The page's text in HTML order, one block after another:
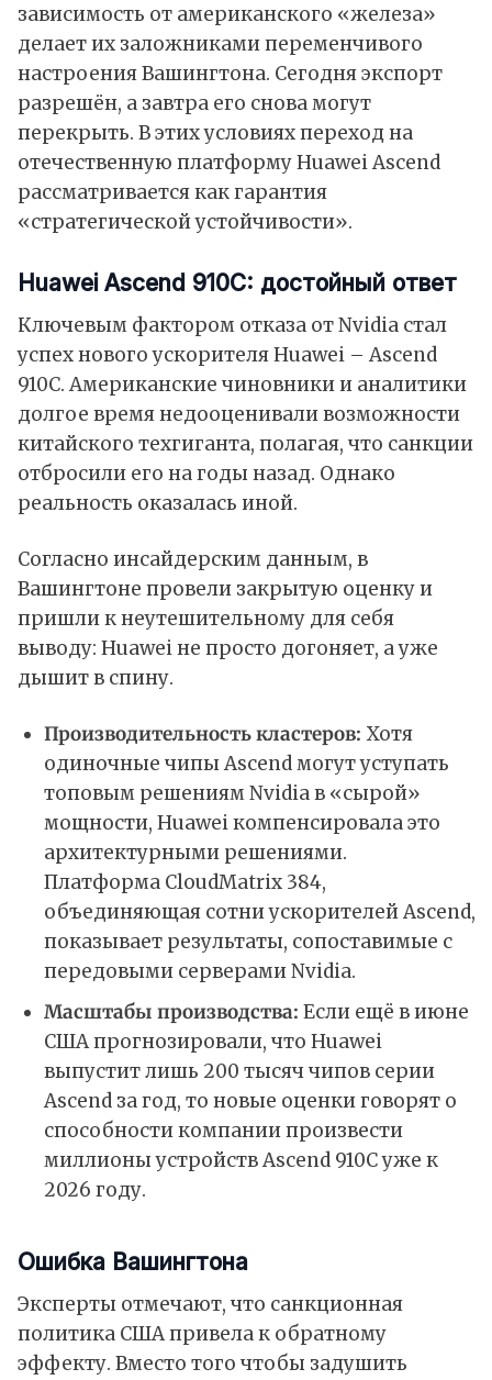
зависимость от американского «железа»
делает их заложниками переменчивого
настроения Вашингтона. Сегодня экспорт
разрешён, а завтра его снова могут
перекрыть. В этих условиях переход на
отечественную платформу Huawei Ascend
рассматривается как гарантия
«стратегической устойчивости».
Huawei Ascend 910C: достойный ответ
Ключевым фактором отказа от Nvidia стал
успех нового ускорителя Huawei – Ascend
910C. Американские чиновники и аналитики
долгое время недооценивали возможности
китайского техгиганта, полагая, что санкции
отбросили его на годы назад. Однако
реальность оказалась иной.
Согласно инсайдерским данным, в
Вашингтоне провели закрытую оценку и
пришли к неутешительному для себя
выводу: Huawei не просто догоняет, а уже
дышит в спину.
Производительность кластеров: Хотя
одиночные чипы Ascend могут уступать
топовым решениям Nvidia в «сырой»
мощности, Huawei компенсировала это
архитектурными решениями.
Платформа CloudMatrix 384,
объединяющая сотни ускорителей Ascend,
показывает результаты, сопоставимые с
передовыми серверами Nvidia.
Масштабы производства: Если ещё в июне
США прогнозировали, что Huawei
выпустит лишь 200 тысяч чипов серии
Ascend за год, то новые оценки говорят о
способности компании произвести
миллионы устройств Ascend 910C уже к
2026 году.
Ошибка Вашингтона
Эксперты отмечают, что санкционная
политика США привела к обратному
эффекту. Вместо того чтобы задушить